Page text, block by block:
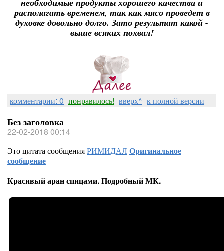
необходимые продукты хорошего качества и
располагать временем, так как мясо проведет в
духовке довольно долго. Зато результат какой -
выше всяких похвал!
комментарии: 0 понравилось! вверх^ к полной версии
Без заголовка
22-02-2018 00:14
Это цитата сообщенияРИМИДАЛОригинальное
сообщение
Красивый аран спицами. Подробный МК.